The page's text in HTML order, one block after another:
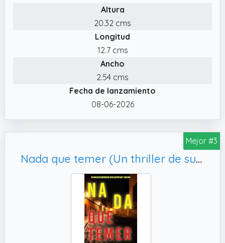
Altura
20.32 cms
Longitud
12.7 cms
Ancho
2.54 cms
Fecha de lanzamiento
08-06-2026
Mejor #3
Nada que temer (Un thriller de suspense del FBI de Juliette Hart - Libro uno)